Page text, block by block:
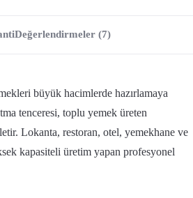
Değerlendirmeler (7)
büyük hacimlerde hazırlamaya
tenceresi, toplu yemek üreten
Lokanta, restoran, otel, yemekhane ve
kapasiteli üretim yapan profesyonel